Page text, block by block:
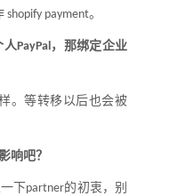
shopify payment。
人PayPal，那绑定企业
。等转移以后也会被
响吧？
下partner的初衷，别